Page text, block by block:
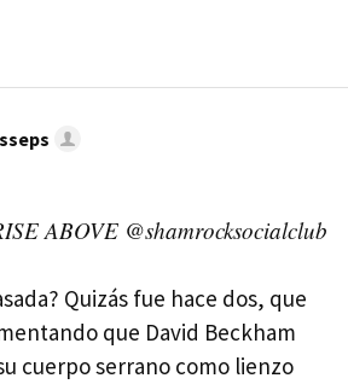
ABOVE @shamrocksocialclub
Quizás fue hace dos, que
que David Beckham
cuerpo serrano como lienzo